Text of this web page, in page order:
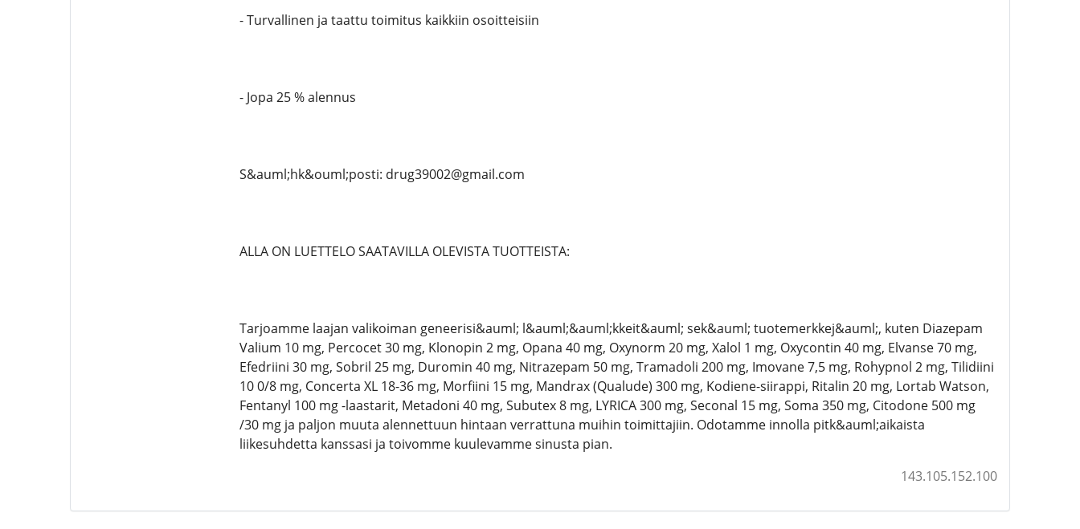
- Turvallinen ja taattu toimitus kaikkiin osoitteisiin
- Jopa 25 % alennus
S&auml;hk&ouml;posti: drug39002@gmail.com
ALLA ON LUETTELO SAATAVILLA OLEVISTA TUOTTEISTA:
Tarjoamme laajan valikoiman geneerisi&auml; l&auml;&auml;kkeit&auml; sek&auml; tuotemerkkej&auml;, kuten Diazepam
Valium 10 mg, Percocet 30 mg, Klonopin 2 mg, Opana 40 mg, Oxynorm 20 mg, Xalol 1 mg, Oxycontin 40 mg, Elvanse 70 mg,
Efedriini 30 mg, Sobril 25 mg, Duromin 40 mg, Nitrazepam 50 mg, Tramadoli 200 mg, Imovane 7,5 mg, Rohypnol 2 mg, Tilidiini
10 0/8 mg, Concerta XL 18-36 mg, Morfiini 15 mg, Mandrax (Qualude) 300 mg, Kodiene-siirappi, Ritalin 20 mg, Lortab Watson,
Fentanyl 100 mg -laastarit, Metadoni 40 mg, Subutex 8 mg, LYRICA 300 mg, Seconal 15 mg, Soma 350 mg, Citodone 500 mg
/30 mg ja paljon muuta alennettuun hintaan verrattuna muihin toimittajiin. Odotamme innolla pitk&auml;aikaista
liikesuhdetta kanssasi ja toivomme kuulevamme sinusta pian.
143.105.152.100